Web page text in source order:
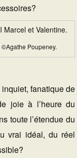
©Agathe Poupeney.
fanatique de
joie à l’heure du
toute l’étendue du
vrai idéal, du réel